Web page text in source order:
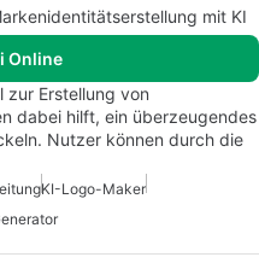
mit KI
Online
zur Erstellung von
dabei hilft, ein überzeugendes
Nutzer können durch die
KI-Logo-Maker